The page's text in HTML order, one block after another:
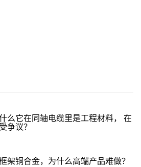
么它在同轴电缆里是工程材料， 在
争议？
架铜合金，为什么高端产品难做？